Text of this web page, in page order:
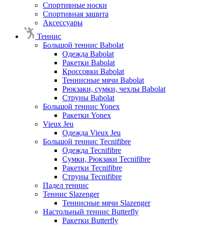
Спортивные носки
Спортивная защита
Аксессуары
Теннис
Большой теннис Babolat
Одежда Babolat
Ракетки Babolat
Кроссовки Babolat
Теннисные мячи Babolat
Рюкзаки, сумки, чехлы Babolat
Струны Babolat
Большой теннис Yonex
Ракетки Yonex
Vieux Jeu
Одежда Vieux Jeu
Большой теннис Tecnifibre
Одежда Tecnifibre
Сумки, Рюкзаки Tecnifibre
Ракетки Tecnifibre
Струны Tecnifibre
Падел теннис
Теннис Slazenger
Теннисные мячи Slazenger
Настольный теннис Butterfly
Ракетки Butterfly